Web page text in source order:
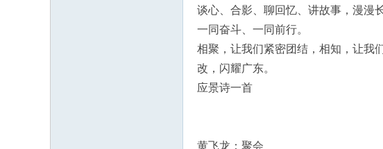
谈心、合影、聊回忆、讲故事，漫漫
一同奋斗、一同前行。
相聚，让我们紧密团结，相知，让我
改，闪耀广东。
应景诗一首
黄飞龙：聚会